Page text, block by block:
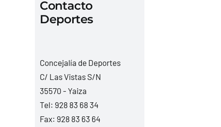
Contacto
Deportes
Concejalía de Deportes
C/ Las Vistas S/N
35570 - Yaiza
Tel: 928 83 68 34
Fax: 928 83 63 64